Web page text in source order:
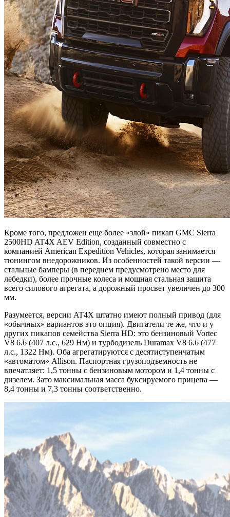
Кроме того, предложен еще более «злой» пикап GMC Sierra
2500HD AT4X AEV Edition, созданный совместно с
компанией American Expedition Vehicles, которая занимается
тюнингом внедорожников. Из особенностей такой версии —
стальные бамперы (в переднем предусмотрено место для
лебедки), более прочные колеса и мощная стальная защита
всего силового агрегата, а дорожный просвет увеличен до 300
мм.
Разумеется, версии AT4X штатно имеют полный привод (для
«обычных» вариантов это опция). Двигатели те же, что и у
других пикапов семейства Sierra HD: это бензиновый Vortec
V8 6.6 (407 л.с., 629 Нм) и турбодизель Duramax V8 6.6 (477
л.с., 1322 Нм). Оба агрегатируются с десятиступенчатым
«автоматом» Allison. Паспортная грузоподъемность не
впечатляет: 1,5 тонны с бензиновым мотором и 1,4 тонны с
дизелем. Зато максимальная масса буксируемого прицепа —
8,4 тонны и 7,3 тонны соответственно.